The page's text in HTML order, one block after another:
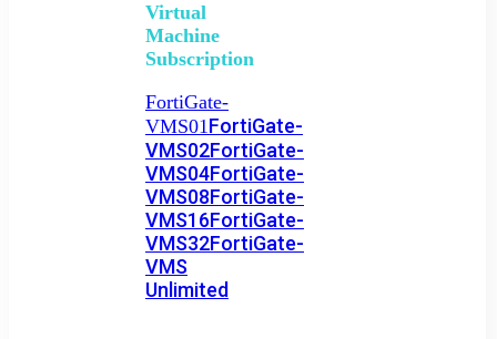
Virtual
Machine
Subscription
FortiGate-
VMS01FortiGate-
VMS02FortiGate-
VMS04FortiGate-
VMS08FortiGate-
VMS16FortiGate-
VMS32FortiGate-
VMS
Unlimited